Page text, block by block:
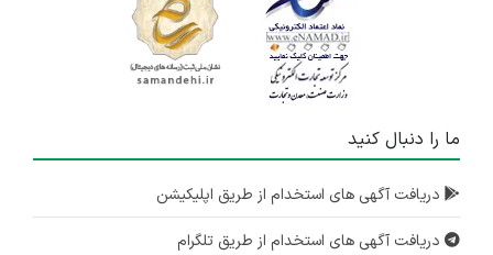
ما را دنبال کنید
دریافت آگهی های استخدام از طریق اپلیکیشن
دریافت آگهی های استخدام از طریق تلگرام